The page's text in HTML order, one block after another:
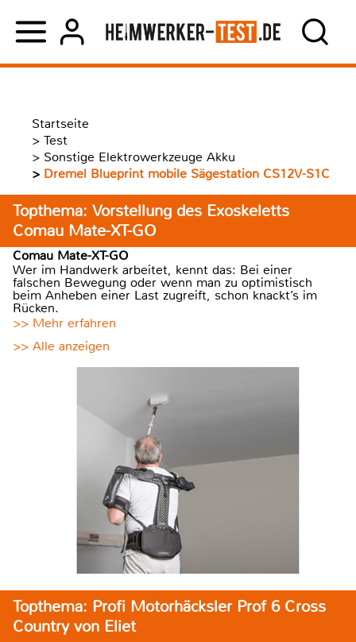
Startseite
> Test
> Sonstige Elektrowerkzeuge Akku
> Dremel Blueprint mobile Sägestation CS12V-S1C
Topthema: Vorstellung des Exoskeletts
Comau Mate-XT-GO
Comau Mate-XT-GO
Wer im Handwerk arbeitet, kennt das: Bei einer
falschen Bewegung oder wenn man zu optimistisch
beim Anheben einer Last zugreift, schon knackt’s im
Rücken.
>> Mehr erfahren
>> Alle anzeigen
Topthema: Profi Motorhäcksler Prof 6 Cross
Country von Eliet